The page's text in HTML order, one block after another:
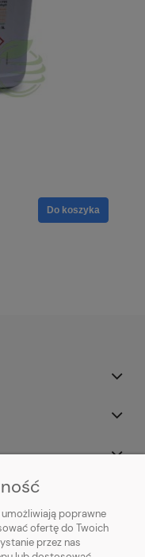
Do koszyka
poprawne
ofertę do Twoich
przez nas